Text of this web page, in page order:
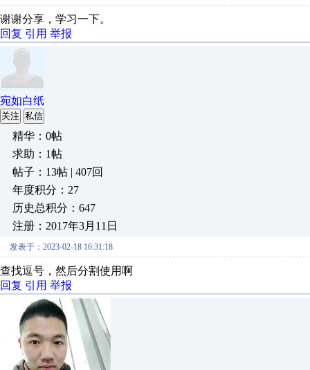
谢谢分享，学习一下。
回复 引用 举报
宛如白纸
关注 私信
精华：0帖
求助：1帖
帖子：13帖 | 407回
年度积分：27
历史总积分：647
注册：2017年3月11日
发表于：2023-02-18 16:31:18
查找逗号，然后分割使用啊
回复 引用 举报